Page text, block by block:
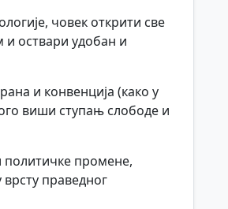
човек открити све
и оствари удобан и
и конвенција (како у
виши ступањ слободе и
политичке промене,
праведног